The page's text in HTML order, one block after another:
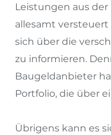
Leistungen aus
allesamt
sich über die
zu informieren.
Baugeldanbieter
Portfolio, die über
Übrigens kann es